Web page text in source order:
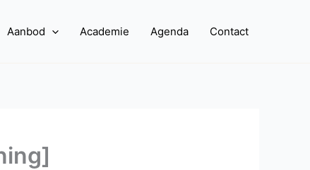
Aanbod Academie Agenda Contact